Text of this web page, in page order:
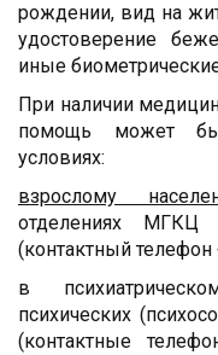
рождении, вид на
удостоверение
иные
При наличии
помощь может
условиях:
взрослому
отделениях МГКЦ
(контактный
в
психических
(контактные